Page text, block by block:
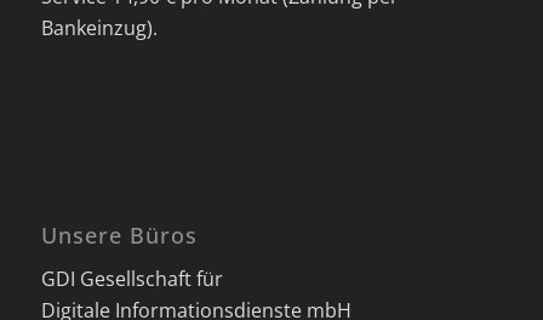
Bankeinzug).
Unsere Büros
GDI Gesellschaft für
Digitale Informationsdienste mbH